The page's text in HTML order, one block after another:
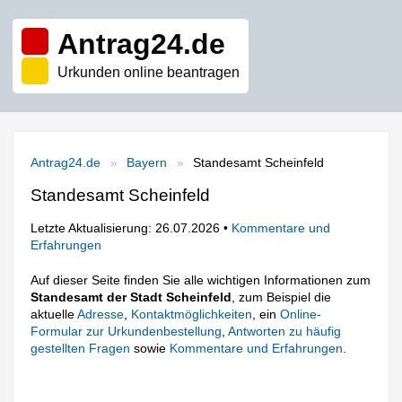
Antrag24.de
Urkunden online beantragen
Antrag24.de Bayern Standesamt Scheinfeld
Standesamt Scheinfeld
Letzte Aktualisierung: 26.07.2026 • Kommentare und
Erfahrungen
Auf dieser Seite finden Sie alle wichtigen Informationen zum
Standesamt der Stadt Scheinfeld , zum Beispiel die
aktuelleAdresse Kontaktmöglichkeiten , einOnline-
Formular zur Urkundenbestellung ,Antworten zu häufig
gestellten Fragen sowie Kommentare und Erfahrungen